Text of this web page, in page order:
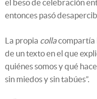
el beso de celebración
entonces pasó
La propia collacompartía
de un texto en el que
quiénes somos y qué
sin miedos y sin tabúes”.